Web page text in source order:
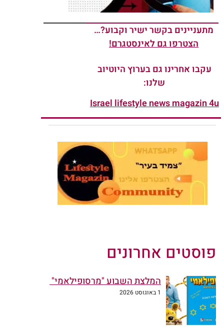
מתעניינים בקשר ישיר וקבוע?…
הצטרפו גם לאינסטגרם!
עקבו אחרינו גם בערוץ היוטיוב
שלנו:
Israel lifestyle news magazin 4u
פוסטים אחרונים
המלצת השבוע "מרסופילאמי"
1 באוגוסט 2026